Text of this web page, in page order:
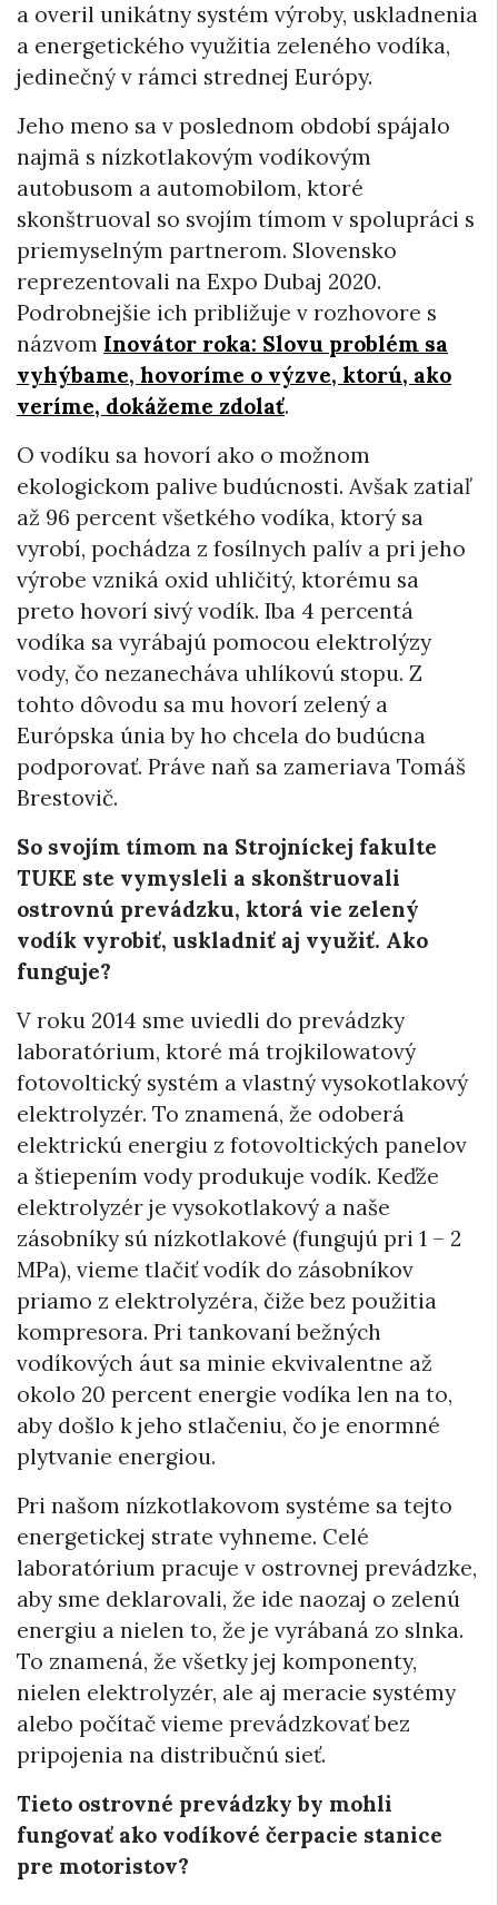
a overil unikátny systém výroby, uskladnenia
a energetického využitia zeleného vodíka,
jedinečný v rámci strednej Európy.
Jeho meno sa v poslednom období spájalo
najmä s nízkotlakovým vodíkovým
autobusom a automobilom, ktoré
skonštruoval so svojím tímom v spolupráci s
priemyselným partnerom. Slovensko
reprezentovali na Expo Dubaj 2020.
Podrobnejšie ich približuje v rozhovore s
názvom Inovátor roka: Slovu problém sa
vyhýbame, hovoríme o výzve, ktorú, ako
veríme, dokážeme zdolať.
O vodíku sa hovorí ako o možnom
ekologickom palive budúcnosti. Avšak zatiaľ
až 96 percent všetkého vodíka, ktorý sa
vyrobí, pochádza z fosílnych palív a pri jeho
výrobe vzniká oxid uhličitý, ktorému sa
preto hovorí sivý vodík. Iba 4 percentá
vodíka sa vyrábajú pomocou elektrolýzy
vody, čo nezanecháva uhlíkovú stopu. Z
tohto dôvodu sa mu hovorí zelený a
Európska únia by ho chcela do budúcna
podporovať. Práve naň sa zameriava Tomáš
Brestovič.
So svojím tímom na Strojníckej fakulte
TUKE ste vymysleli a skonštruovali
ostrovnú prevádzku, ktorá vie zelený
vodík vyrobiť, uskladniť aj využiť. Ako
funguje?
V roku 2014 sme uviedli do prevádzky
laboratórium, ktoré má trojkilowatový
fotovoltický systém a vlastný vysokotlakový
elektrolyzér. To znamená, že odoberá
elektrickú energiu z fotovoltických panelov
a štiepením vody produkuje vodík. Keďže
elektrolyzér je vysokotlakový a naše
zásobníky sú nízkotlakové (fungujú pri 1 – 2
MPa), vieme tlačiť vodík do zásobníkov
priamo z elektrolyzéra, čiže bez použitia
kompresora. Pri tankovaní bežných
vodíkových áut sa minie ekvivalentne až
okolo 20 percent energie vodíka len na to,
aby došlo k jeho stlačeniu, čo je enormné
plytvanie energiou.
Pri našom nízkotlakovom systéme sa tejto
energetickej strate vyhneme. Celé
laboratórium pracuje v ostrovnej prevádzke,
aby sme deklarovali, že ide naozaj o zelenú
energiu a nielen to, že je vyrábaná zo slnka.
To znamená, že všetky jej komponenty,
nielen elektrolyzér, ale aj meracie systémy
alebo počítač vieme prevádzkovať bez
pripojenia na distribučnú sieť.
Tieto ostrovné prevádzky by mohli
fungovať ako vodíkové čerpacie stanice
pre motoristov?